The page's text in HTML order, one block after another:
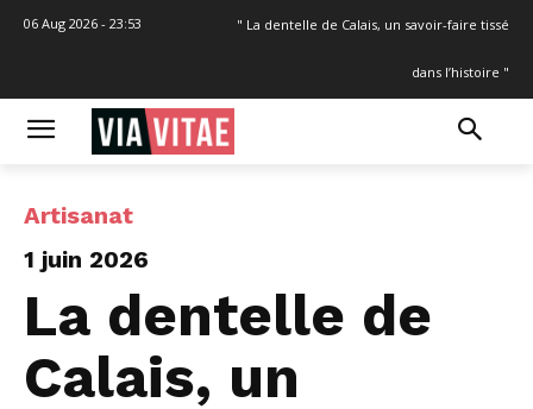
06 Aug 2026 - 23:53 " La dentelle de Calais, un savoir-faire tissé
dans l’histoire "
Artisanat
1 juin 2026
La dentelle de
Calais, un